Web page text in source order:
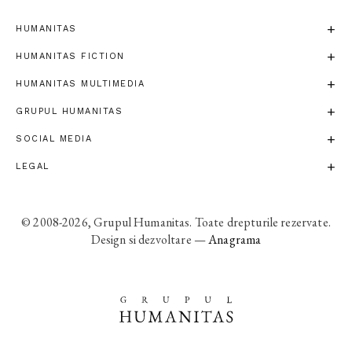
HUMANITAS
HUMANITAS FICTION
HUMANITAS MULTIMEDIA
GRUPUL HUMANITAS
SOCIAL MEDIA
LEGAL
© 2008-2026, Grupul Humanitas. Toate drepturile rezervate.
Design si dezvoltare —Anagrama